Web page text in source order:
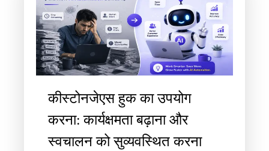
कीस्टोनजेएस हुक का उपयोग
करना: कार्यक्षमता बढ़ाना और
स्वचालन को सुव्यवस्थित करना